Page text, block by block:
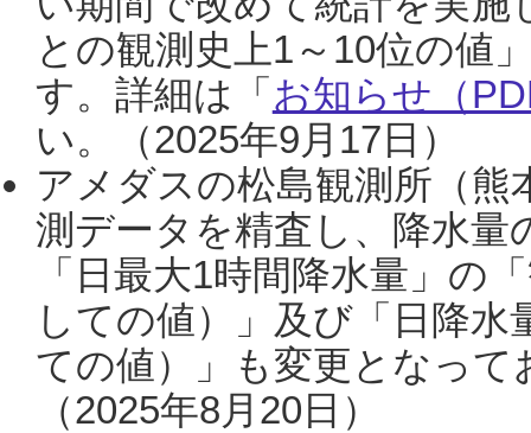
との観測史上1～10位の値
す。詳細は「 お知らせ（
い。（2025年9月17日）
アメダスの松島観測所（熊
測データを精査し、降水
「日最大1時間降水量」の
しての値）」及び「日降
ての値）」も変更となっ
（2025年8月20日）